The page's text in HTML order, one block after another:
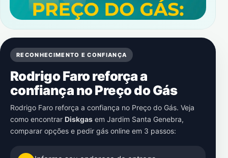
RECONHECIMENTO E CONFIANÇA
Rodrigo Faro reforça a
confiança no Preço do Gás
Rodrigo Faro reforça a confiança no Preço do Gás. Veja
como encontrar Diskgas em Jardim Santa Genebra,
comparar opções e pedir gás online em 3 passos: